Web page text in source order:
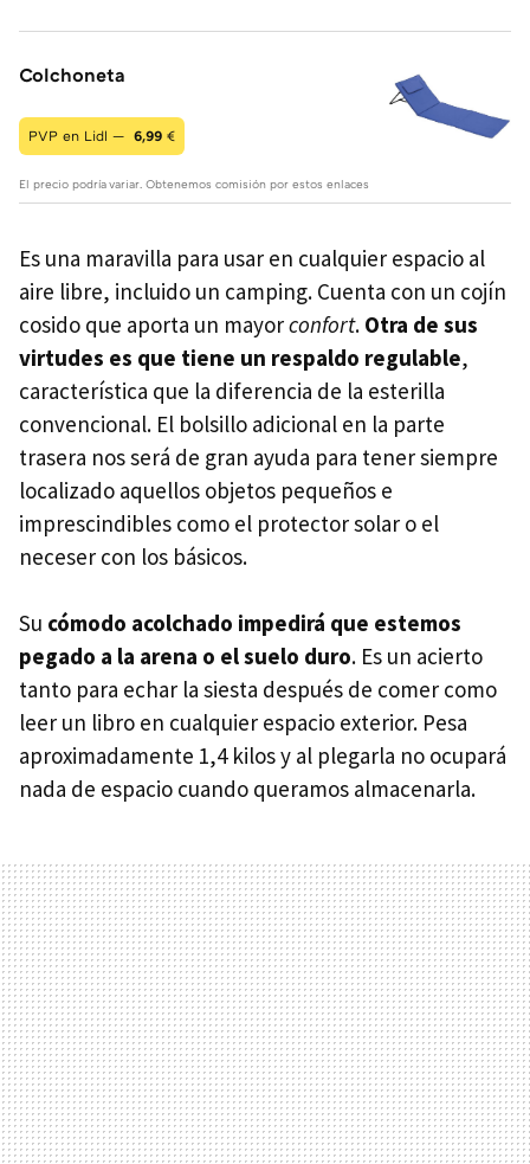
Colchoneta
PVP en Lidl — 6,99 €
El precio podría variar. Obtenemos comisión por estos enlaces
Es una maravilla para usar en cualquier espacio al
aire libre, incluido un camping. Cuenta con un cojín
cosido que aporta un mayorconfort. Otra de sus
virtudes es que tiene un respaldo regulable,
característica que la diferencia de la esterilla
convencional. El bolsillo adicional en la parte
trasera nos será de gran ayuda para tener siempre
localizado aquellos objetos pequeños e
imprescindibles como el protector solar o el
neceser con los básicos.
Su cómodo acolchado impedirá que estemos
pegado a la arena o el suelo duro. Es un acierto
tanto para echar la siesta después de comer como
leer un libro en cualquier espacio exterior. Pesa
aproximadamente 1,4 kilos y al plegarla no ocupará
nada de espacio cuando queramos almacenarla.